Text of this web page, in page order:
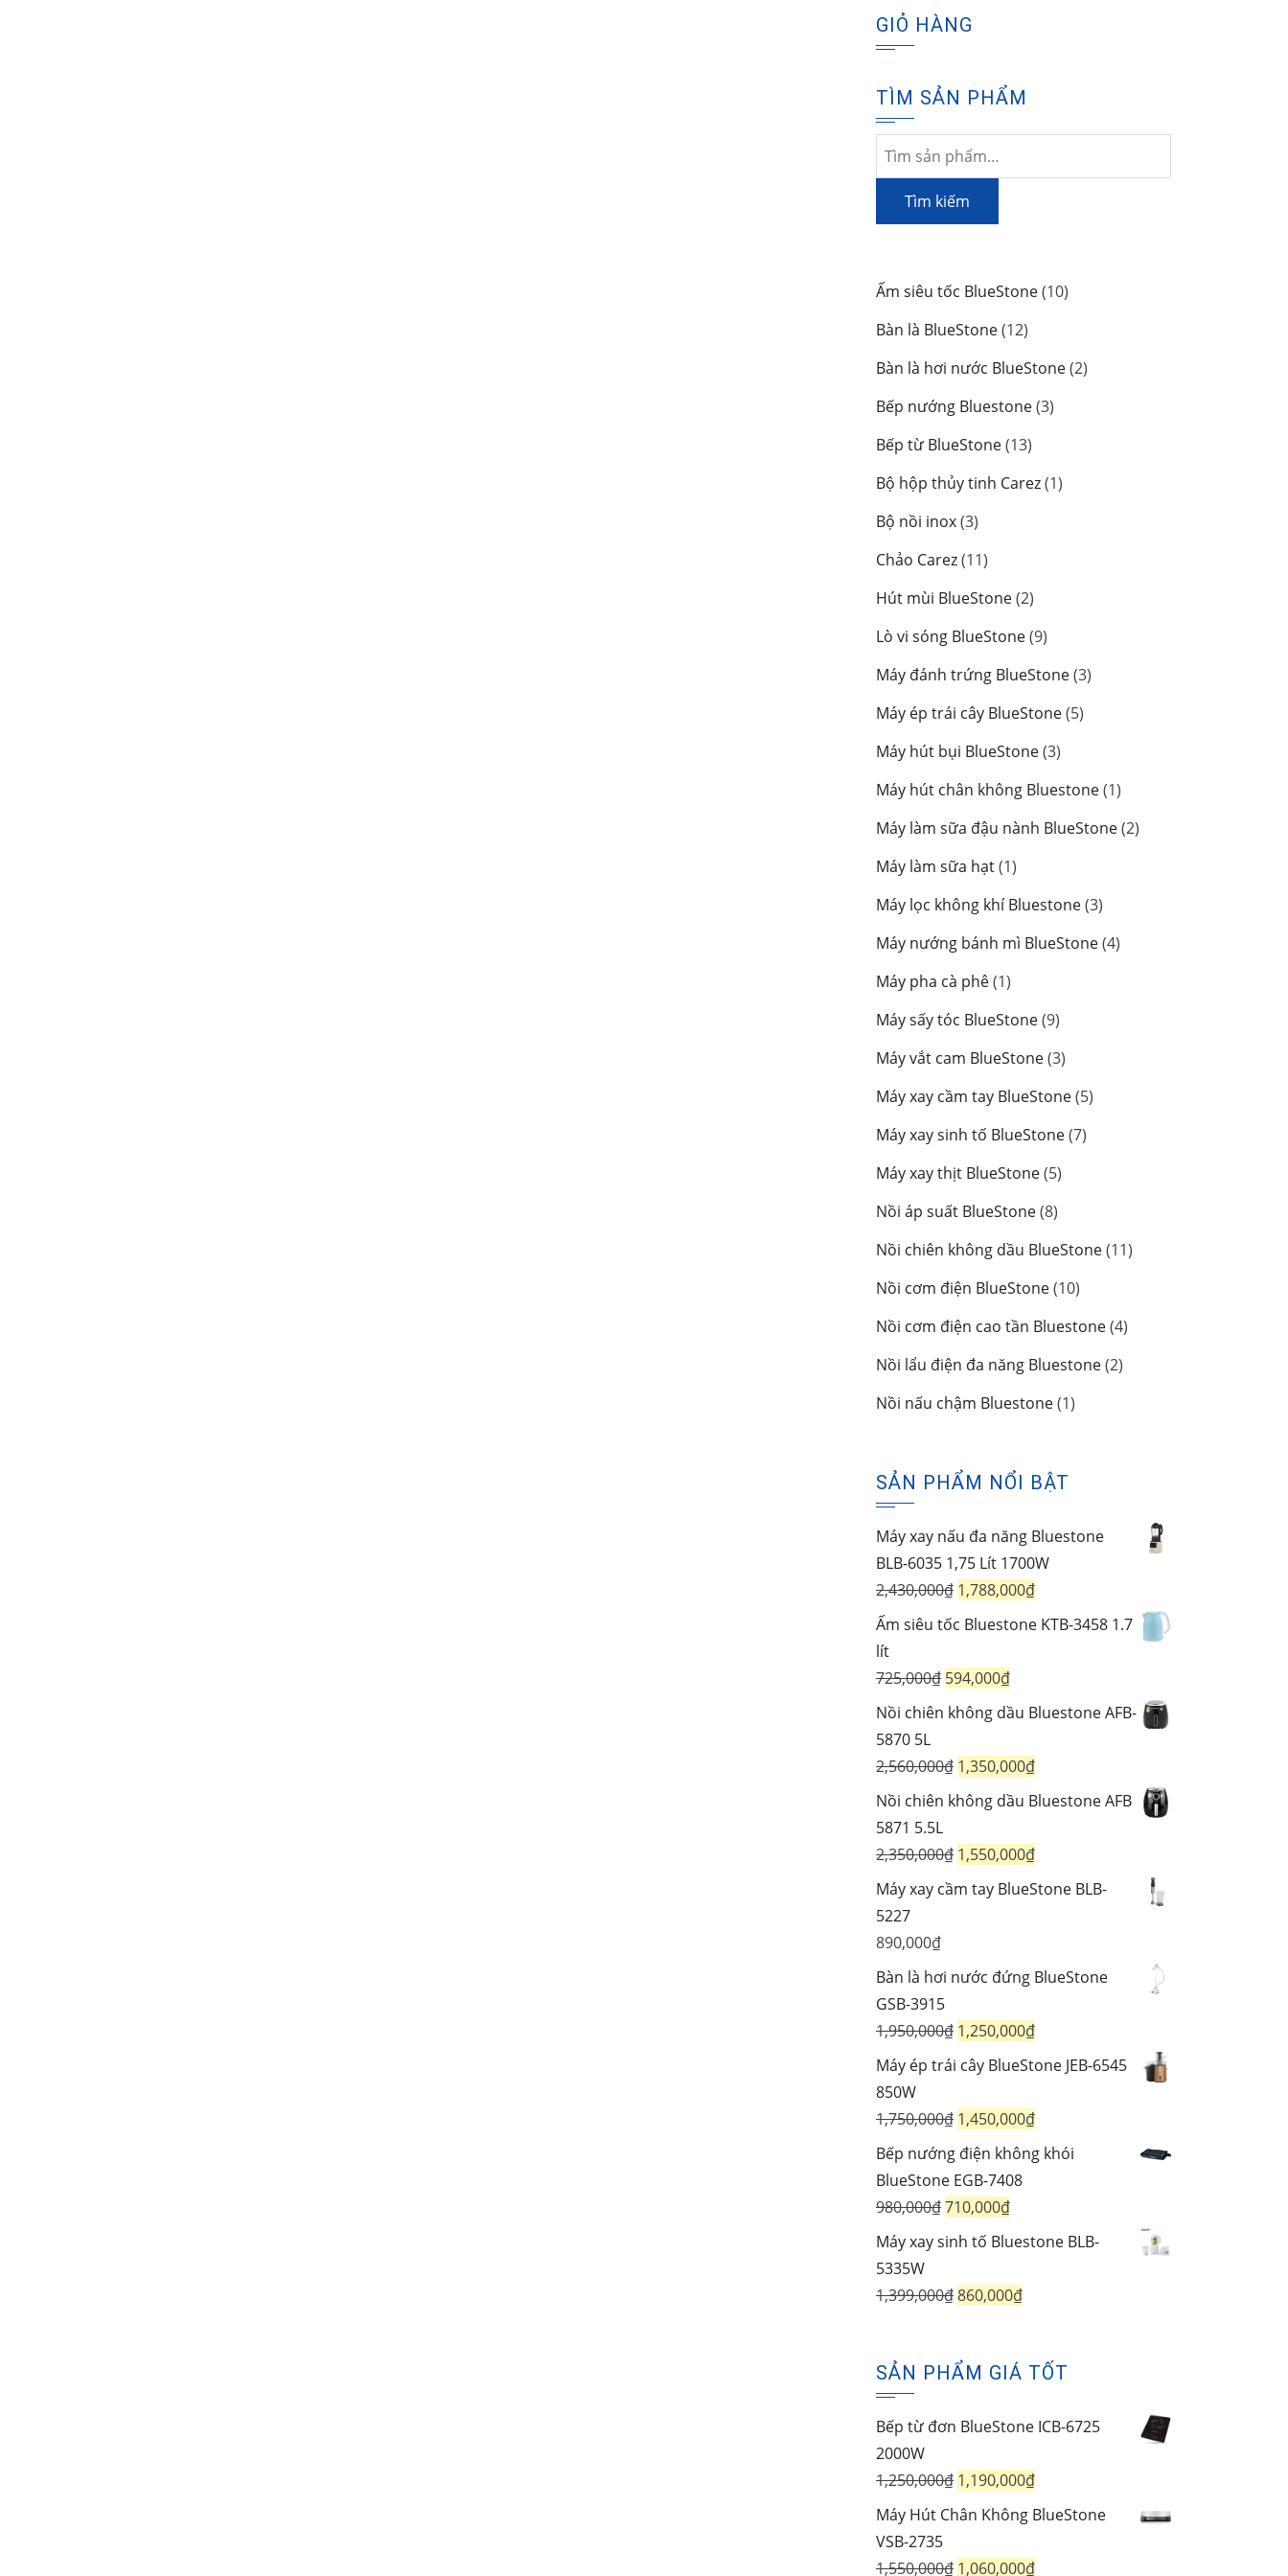
GIỎ HÀNG
TÌM SẢN PHẨM
Tìm
kiếm:
Tìm kiếm
Ấm siêu tốc BlueStone 1010
Bàn là BlueStone 1212
Bàn là hơi nước BlueStone 22
Bếp nướng Bluestone 33
Bếp từ BlueStone 1313
phẩm
Bộ hộp thủy tinh Carez 11
Bộ nồi inox 33
phẩm
Chảo Carez 1111
phẩm
Hút mùi BlueStone 22
phẩm
Lò vi sóng BlueStone 99
phẩm
Máy đánh trứng BlueStone 33
Máy ép trái cây BlueStone 55
Máy hút bụi BlueStone 33
Máy hút chân không Bluestone 11
phẩm
Máy làm sữa đậu nành BlueStone 22
Máy làm sữa hạt 11
Máy lọc không khí Bluestone 33
phẩm
Máy nướng bánh mì BlueStone 44
Máy pha cà phê 11
phẩm
Máy sấy tóc BlueStone 99
phẩm
Máy vắt cam BlueStone 33
phẩm
Máy xay cầm tay BlueStone 55
Máy xay sinh tố BlueStone 77
Máy xay thịt BlueStone 55
Nồi áp suất BlueStone 88
Nồi chiên không dầu BlueStone 1111
Nồi cơm điện BlueStone 1010
phẩm
Nồi cơm điện cao tần Bluestone 44
Nồi lẩu điện đa năng Bluestone 22
Nồi nấu chậm Bluestone 11
SẢN PHẨM NỔI BẬT
Máy xay nấu đa năng Bluestone
BLB-6035 1,75 Lít 1700W
2,430,000₫ Giá
gốc
2,430,000₫.
1,788,000₫Giá
hiện
Ấm siêu tốc Bluestone KTB-3458 1.7
lít
725,000₫ Giá
gốc
725,000₫.
594,000₫Giá
hiện
là:
Nồi chiên không dầu Bluestone AFB-
5870 5L
2,560,000₫ Giá
gốc
2,560,000₫.
1,350,000₫Giá
hiện
là:
Nồi chiên không dầu Bluestone AFB
5871 5.5L
2,350,000₫ Giá
gốc
1,550,000₫Giá
hiện
Máy xay cầm tay BlueStone BLB-
5227
890,000₫
Bàn là hơi nước đứng BlueStone
GSB-3915
1,950,000₫ Giá
gốc
1,950,000₫.
1,250,000₫Giá
là:
Máy ép trái cây BlueStone JEB-6545
850W
1,750,000₫ Giá
gốc
là:
1,750,000₫.
1,450,000₫Giá
hiện
Bếp nướng điện không khói
BlueStone EGB-7408
980,000₫Giá
gốc
980,000₫.
710,000₫Giá
hiện
là:
Máy xay sinh tố Bluestone BLB-
5335W
1,399,000₫Giá
1,399,000₫.
860,000₫Giá
là:
SẢN PHẨM GIÁ TỐT
Bếp từ đơn BlueStone ICB-6725
2000W
1,250,000₫ Giá
gốc
1,250,000₫.
1,190,000₫Giá
hiện
là:
Máy Hút Chân Không BlueStone
VSB-2735
1,550,000₫ Giá
1,060,000₫Giá